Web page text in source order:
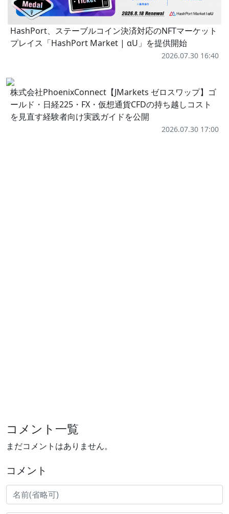
HashPort、ステーブルコイン決済対応のNFTマーケット
プレイス「HashPort Market | αU」を提供開始
2026.07.30 16:40
株式会社PhoenixConnect【JMarkets ゼロスワップ】ゴ
ールド・日経225・FX・仮想通貨CFDの持ち越しコスト
を見直す経験者向け実践ガイドを公開
2026.07.30 17:00
コメント一覧
まだコメントはありません。
コメント